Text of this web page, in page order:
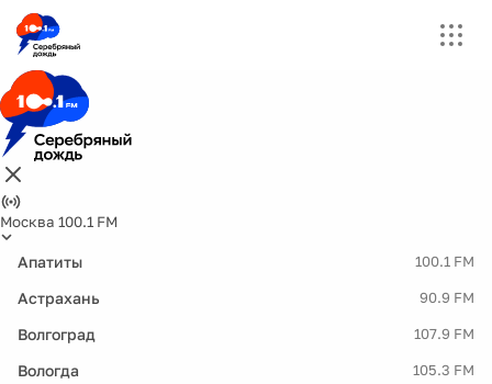
Москва 100.1 FM
Апатиты 100.1 FM
Астрахань 90.9 FM
Волгоград 107.9 FM
Вологда 105.3 FM